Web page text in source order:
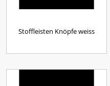
Stoffleisten Knöpfe weiss